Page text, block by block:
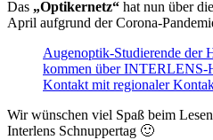
Das „Optikernetz“ hat nun über
April aufgrund der Corona-
Augenoptik-Studierende der
kommen über
Kontakt mit regionaler
Wir wünschen viel Spaß beim
Interlens Schnuppertag 🙂